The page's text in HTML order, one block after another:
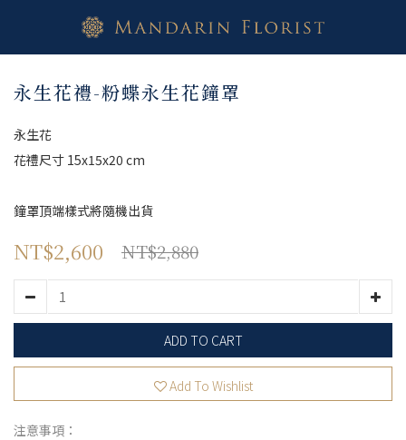
永生花禮-粉蝶永生花鐘罩
永生花
花禮尺寸 15x15x20 cm
鐘罩頂端樣式將隨機出貨
NT$2,600 NT$2,880
ADD TO CART
Add To Wishlist
注意事項：